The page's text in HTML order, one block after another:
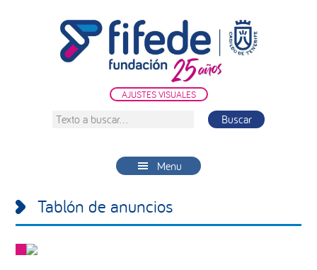
AJUSTES VISUALES
Texto
Menu
Tablón de anuncios